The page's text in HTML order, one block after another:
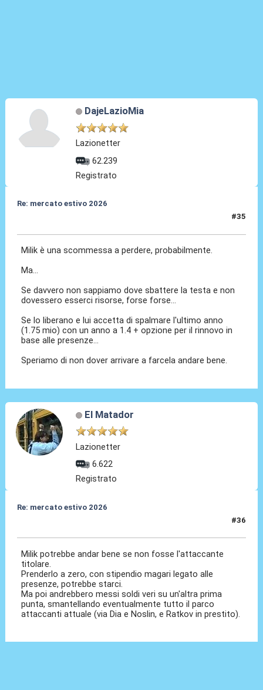
DajeLazioMia
Lazionetter
62.239
Registrato
Re: mercato estivo 2026
#35
Milik è una scommessa a perdere, probabilmente.
Ma...
Se davvero non sappiamo dove sbattere la testa e non
dovessero esserci risorse, forse forse...
Se lo liberano e lui accetta di spalmare l'ultimo anno
(1.75 mio) con un anno a 1.4 + opzione per il rinnovo in
base alle presenze...
Speriamo di non dover arrivare a farcela andare bene.
El Matador
Lazionetter
6.622
Registrato
Re: mercato estivo 2026
#36
Milik potrebbe andar bene se non fosse l'attaccante
titolare.
Prenderlo a zero, con stipendio magari legato alle
presenze, potrebbe starci.
Ma poi andrebbero messi soldi veri su un'altra prima
punta, smantellando eventualmente tutto il parco
attaccanti attuale (via Dia e Noslin, e Ratkov in prestito).